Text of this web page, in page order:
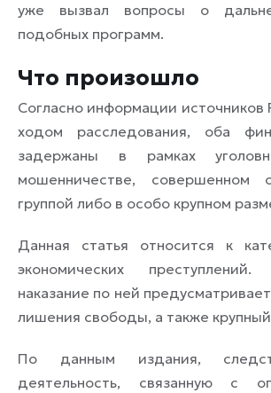
уже вызвал вопросы о
подобных программ.
Что произошло
Согласно информации источников
ходом расследования, оба
задержаны в рамках
мошенничестве, совершенном
группой либо в особо крупном
Данная статья относится к
экономических преступлений.
наказание по ней
лишения свободы, а также
По данным издания,
деятельность, связанную с